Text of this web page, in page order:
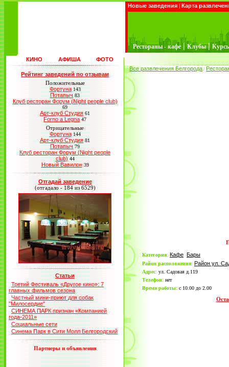
Новые заведения | Карта
Рестораны - кафе | Клубы |
КИНО АФИША ФОТО
Рейтинг заведений по отзывам
Положительные
Фортуна 143
Потапыч 83
Клуб ресторан Форум (Night people club)
69
Арт-клуб Студия 61
Forno a Legna 47
Отрицательные
Фортуна 144
Арт-клуб Студия 81
Потапыч 79
Клуб ресторан Форум (Night people
club) 44
Новый Вавилон 39
Отгадай заведение
(отгадало - 184 из 6529)
Статьи
Третий Фестиваль «Другое кино»: 7
главных фильмов сезона
Частный мини-приют для собак
"Милосердие"
СИНЕМА ПАРК признан «Компанией
года-2011»
Социальные сети
Синема Парк в Сити Молл Белгородский
Партнеры и объявления
Все развлечения Белгорода /
Категория: Кафе Бары
Район расположения: Район ул.
Адрес: ул. Садовая д.119
Телефон: нет
Время работы: с 10.00 до 2.00